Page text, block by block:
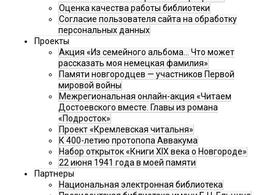
Оценка качества работы библиотеки
Согласие пользователя сайта на обработку
персональных данных
Проекты
Акция «Из семейного альбома... Что может
рассказать моя немецкая фамилия»
Памяти новгородцев — участников Первой
мировой войны
Межрегиональная онлайн-акция «Читаем
Достоевского вместе. Главы из романа
«Подросток»
Проект «Кремлевская читальня»
К 400-летию протопопа Аввакума
Набор открыток «Книги XIX века о Новгороде»
22 июня 1941 года в моей памяти
Партнеры
Национальная электронная библиотека